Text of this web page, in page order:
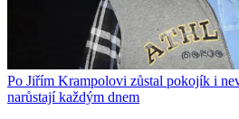
Po Jiřím Krampolovi zůstal pokojík i
narůstají každým dnem